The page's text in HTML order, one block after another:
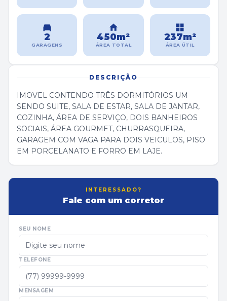
2
GARAGENS
450m²
ÁREA TOTAL
237m²
ÁREA ÚTIL
DESCRIÇÃO
IMOVEL CONTENDO TRÊS DORMITÓRIOS UM
SENDO SUITE, SALA DE ESTAR, SALA DE JANTAR,
COZINHA, ÁREA DE SERVIÇO, DOIS BANHEIROS
SOCIAIS, ÁREA GOURMET, CHURRASQUEIRA,
GARAGEM COM VAGA PARA DOIS VEICULOS, PISO
EM PORCELANATO E FORRO EM LAJE.
INTERESSADO?
Fale com um corretor
SEU NOME
TELEFONE
MENSAGEM